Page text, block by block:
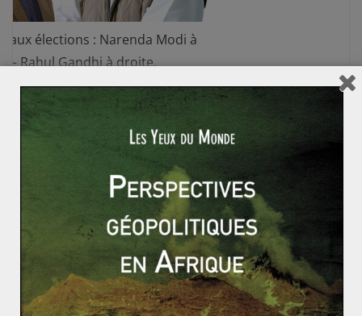
aux élections : Narenda Modi à
– Rahul Gandhi à droite.
Autre polémique importante récente, la multiplication
de « fake news » sur la toile qui inquiète fortement les
observateurs. Les campagnes très intenses des deux
partis ont relayé de nombreuses infox – banalisant la
désinformation sur Facebook (300 millions
d’utilisateurs). Début Avril, le géant américain a
supprimé près de 1 000 pages et comptes, liés au Parti
du congrès, et dans une moindre mesure au BJP en
raison de spams intempestifs. Par la suite, la
messagerie WhatsApp s’est transformée en plateforme
de propagation de rumeurs. C’est un phénomène qui a